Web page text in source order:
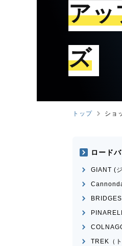
アッ
ズ
トップ ショ
ロード
GIANT (
TREK（ト